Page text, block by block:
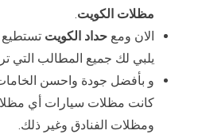
مظلات الكويت.
الان ومع حداد الكويت
يلبي لك جميع المطالب التي
و بأفضل جودة واحسن
كانت مظلات سيارات أي
ومظلات الفنادق وغير ذلك.